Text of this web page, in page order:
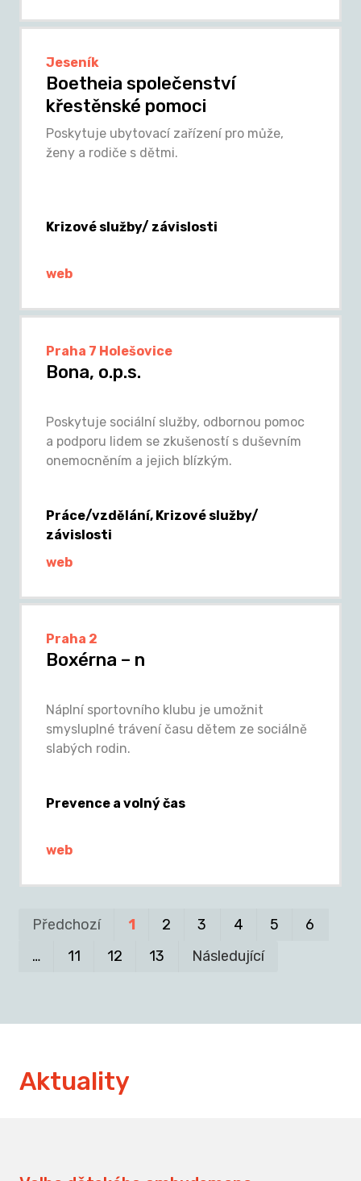
Jeseník
Boetheia společenství
křestěnské pomoci
Poskytuje ubytovací zařízení pro může,
ženy a rodiče s dětmi.
Krizové služby/ závislosti
web
Praha 7 Holešovice
Bona, o.p.s.
Poskytuje sociální služby, odbornou pomoc
a podporu lidem se zkušeností s duševním
onemocněním a jejich blízkým.
Práce/vzdělání, Krizové služby/
závislosti
web
Praha 2
Boxérna – n
Náplní sportovního klubu je umožnit
smysluplné trávení času dětem ze sociálně
slabých rodin.
Prevence a volný čas
web
Předchozí 1 2 3 4 5
6
…
11 12 13 Následující
Aktuality